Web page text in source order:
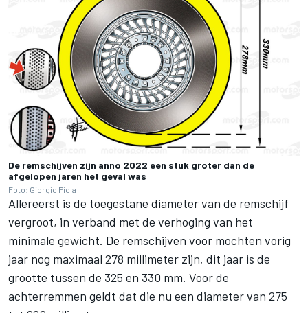
De remschijven zijn anno 2022 een stuk groter dan de
afgelopen jaren het geval was
Foto: Giorgio Piola
Allereerst is de toegestane diameter van de remschijf
vergroot, in verband met de verhoging van het
minimale gewicht. De remschijven voor mochten vorig
jaar nog maximaal 278 millimeter zijn, dit jaar is de
grootte tussen de 325 en 330 mm. Voor de
achterremmen geldt dat die nu een diameter van 275